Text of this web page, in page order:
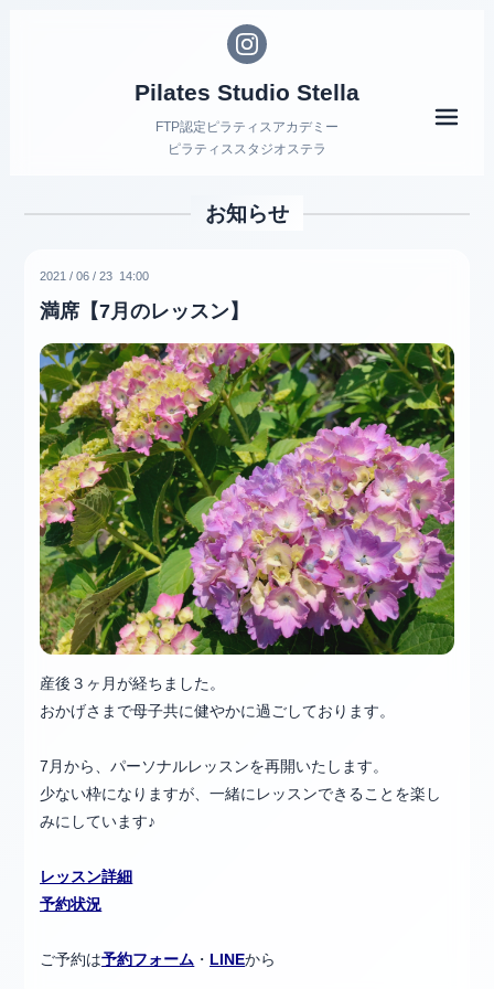
Pilates Studio Stella
FTP認定ピラティスアカデミー
ピラティススタジオステラ
お知らせ
2021 /06 /23 14:00
満席【7月のレッスン】
産後３ヶ月が経ちました。
おかげさまで母子共に健やかに過ごしております。
7月から、パーソナルレッスンを再開いたします。
少ない枠になりますが、一緒にレッスンできることを楽し
みにしています♪
レッスン詳細
予約状況
ご予約は予約フォーム ・ LINEから